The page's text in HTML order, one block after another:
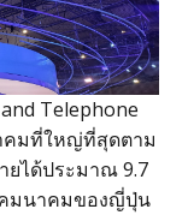
Telephone
คมที่ใหญ่ที่สุดตาม
ยได้ประมาณ 9.7
มนาคมของญี่ปุ่น